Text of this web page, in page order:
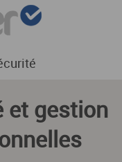
et gestion